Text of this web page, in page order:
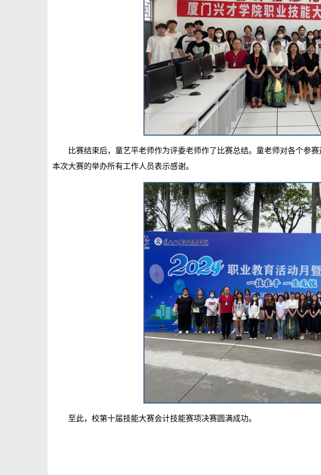
比赛结束后，童艺平老师作为评委老师作了比赛总结。童老师对各个参
本次大赛的举办所有工作人员表示感谢。
至此，校第十届技能大赛会计技能赛项决赛圆满成功。